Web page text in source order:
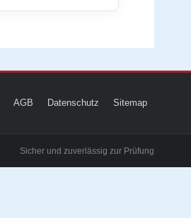
AGB Datenschutz Sitemap
Sicher und zuverlässig zur Prüfung